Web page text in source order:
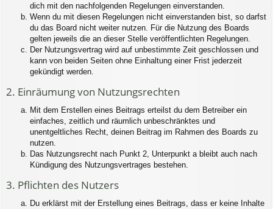
dich mit den nachfolgenden Regelungen einverstanden.
Wenn du mit diesen Regelungen nicht einverstanden bist, so darfst
du das Board nicht weiter nutzen. Für die Nutzung des Boards
gelten jeweils die an dieser Stelle veröffentlichten Regelungen.
Der Nutzungsvertrag wird auf unbestimmte Zeit geschlossen und
kann von beiden Seiten ohne Einhaltung einer Frist jederzeit
gekündigt werden.
2. Einräumung von Nutzungsrechten
Mit dem Erstellen eines Beitrags erteilst du dem Betreiber ein
einfaches, zeitlich und räumlich unbeschränktes und
unentgeltliches Recht, deinen Beitrag im Rahmen des Boards zu
nutzen.
Das Nutzungsrecht nach Punkt 2, Unterpunkt a bleibt auch nach
Kündigung des Nutzungsvertrages bestehen.
3. Pflichten des Nutzers
Du erklärst mit der Erstellung eines Beitrags, dass er keine Inhalte